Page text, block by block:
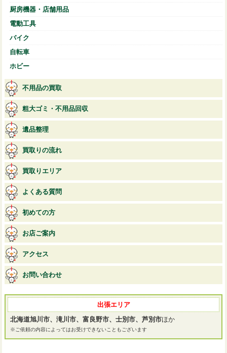
厨房機器・店舗用品
電動工具
バイク
自転車
ホビー
不用品の買取
粗大ゴミ・不用品回収
遺品整理
買取りの流れ
買取りエリア
よくある質問
初めての方
お店ご案内
アクセス
お問い合わせ
出張エリア
北海道旭川市、滝川市、富良野市、士別市、芦別市ほか
※ご依頼の内容によってはお受けできないこともございます